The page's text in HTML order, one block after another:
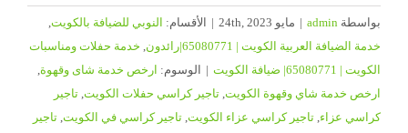
بواسطة admin
| مايو 24th, 2023 | الأقسام: النوبي للضيافة بالكويت,
خدمة الضيافة العربية الكويت | 65080771|رائدون
, خدمة حفلات ومناسبات
الكويت | 65080771| ضيافة الكويت
| الوسوم: ارخص خدمة شاى وقهوة,
ارخص خدمة شاي وقهوة الكويت, تاجير كراسي حفلات الكويت, تاجير
كراسي عزاء, تاجير كراسي عزاء الكويت, تاجير كراسي في الكويت, تاجير